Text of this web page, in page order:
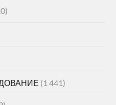
(1 441)